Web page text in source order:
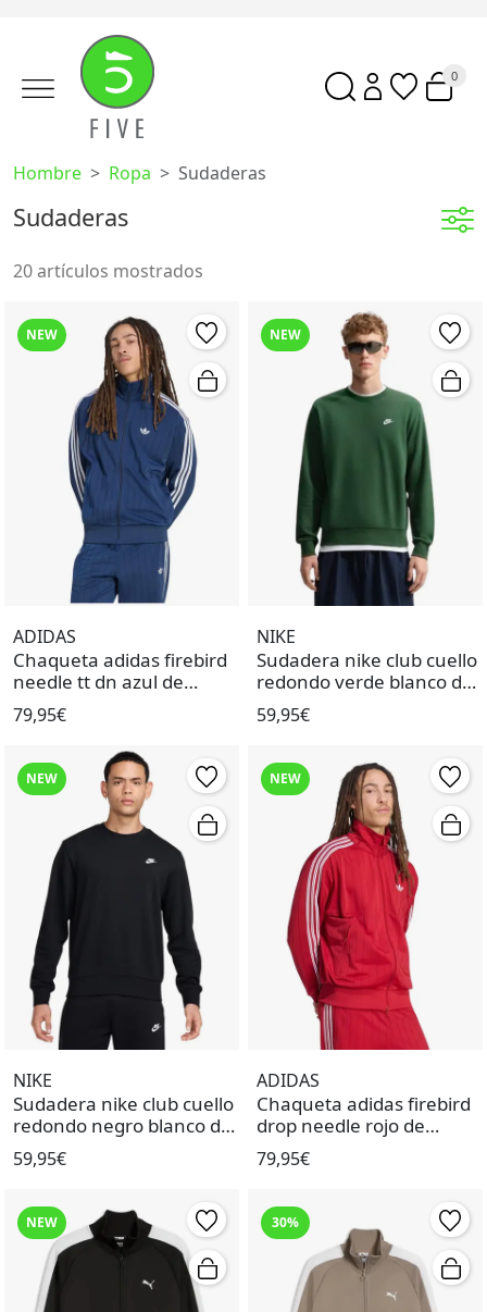
0
Hombre Ropa Sudaderas
Sudaderas
20 artículos mostrados
NEW
ADIDAS
Chaqueta adidas firebird
needle tt dn azul de
hombre.
79,95€
NEW
NIKE
Sudadera nike club cuello
redondo verde blanco de
hombre.
59,95€
NEW
NIKE
Sudadera nike club cuello
redondo negro blanco de
hombre.
59,95€
NEW
ADIDAS
Chaqueta adidas firebird
drop needle rojo de
hombre.
79,95€
NEW 30%